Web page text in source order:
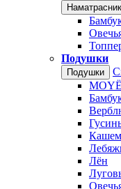
Подушки
Подушки
Лён